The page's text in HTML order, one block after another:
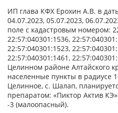
ИП глава КФХ Ерохин А.В. в
04.07.2023, 05.07.2023,
поле с кадастровым номером:
22:57:040301:1536,
22:57:040301:1523,
22:57:040301:1461,
Целинном районе Алтайского
населенные пункты в радиусе
Целинное, с. Шалап,
препаратом: «Пиктор Актив
-3 (малоопасный).